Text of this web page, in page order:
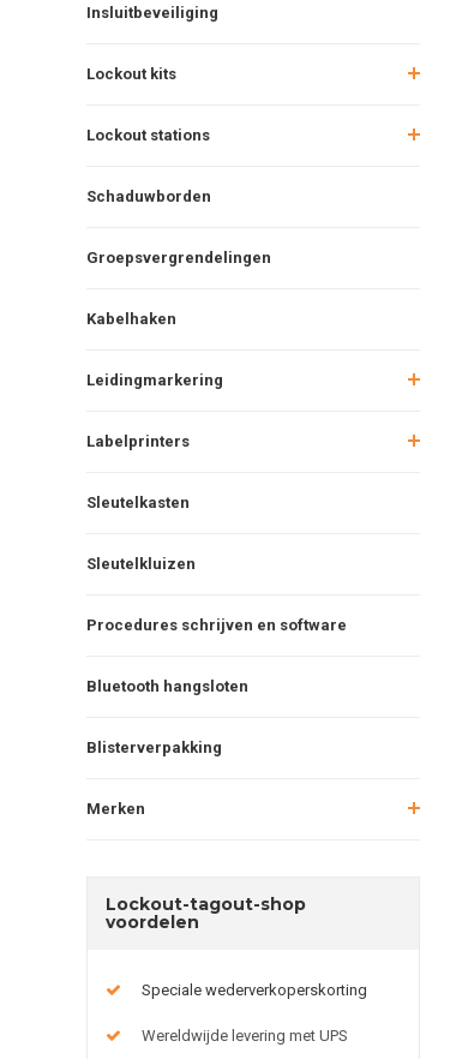
Insluitbeveiliging
Lockout kits
Lockout stations
Schaduwborden
Groepsvergrendelingen
Kabelhaken
Leidingmarkering
Labelprinters
Sleutelkasten
Sleutelkluizen
Procedures schrijven en software
Bluetooth hangsloten
Blisterverpakking
Merken
Lockout-tagout-shop
voordelen
Speciale wederverkoperskorting
Wereldwijde levering met UPS